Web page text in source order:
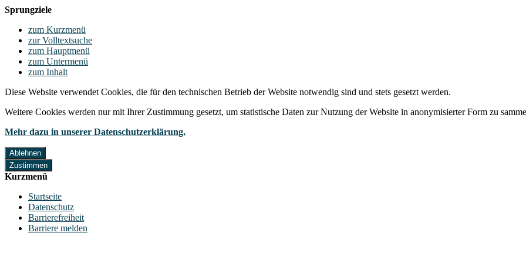
Sprungziele
zum Kurzmenü
zur Volltextsuche
zum Hauptmenü
zum Untermenü
zum Inhalt
Diese Website verwendet Cookies, die für den technischen Betrieb der Website notwendig sind und stets gesetzt werden.
Weitere Cookies werden nur mit Ihrer Zustimmung gesetzt, um statistische Daten zur Nutzung der Website in anonymisierter Form zu
Mehr dazu in unserer Datenschutzerklärung.
Ablehnen
Zustimmen
Kurzmenü
Startseite
Datenschutz
Barrierefreiheit
Barriere melden